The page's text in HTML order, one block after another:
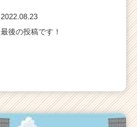
2022.08.23
最後の投稿です！